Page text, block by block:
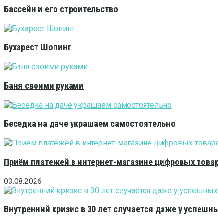
Бассейн и его строительство
Бухарест Шопинг
Баня своими руками
Беседка на даче украшаем самостоятельно
Приём платежей в интернет-магазине цифровых
03.08.2026
Внутренний кризис в 30 лет случается даже у